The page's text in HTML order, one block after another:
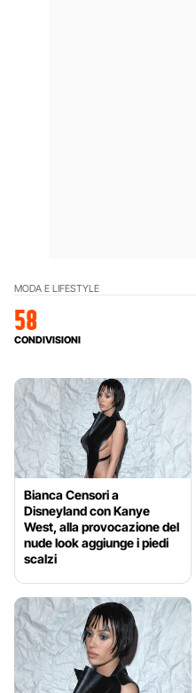
MODA E LIFESTYLE
58
CONDIVISIONI
Bianca Censori a
Disneyland con Kanye
West, alla provocazione del
nude look aggiunge i piedi
scalzi